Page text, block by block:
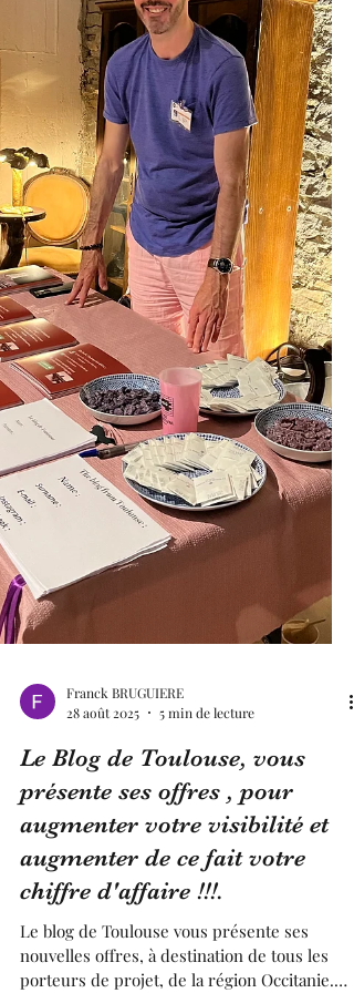
Franck BRUGUIERE
5 min de lecture
Le Blog de Toulouse, vous
présente ses offres , pour
augmenter votre visibilité et